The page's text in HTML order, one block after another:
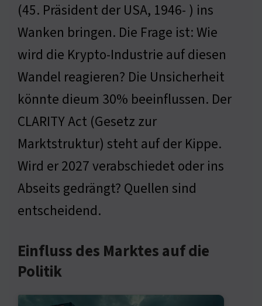
(45. Präsident der USA, 1946- ) ins
Wanken bringen. Die Frage ist: Wie
wird die Krypto-Industrie auf diesen
Wandel reagieren? Die Unsicherheit
könnte dieum 30% beeinflussen. Der
CLARITY Act (Gesetz zur
Marktstruktur) steht auf der Kippe.
Wird er 2027 verabschiedet oder ins
Abseits gedrängt? Quellen sind
entscheidend.
Einfluss des Marktes auf die
Politik